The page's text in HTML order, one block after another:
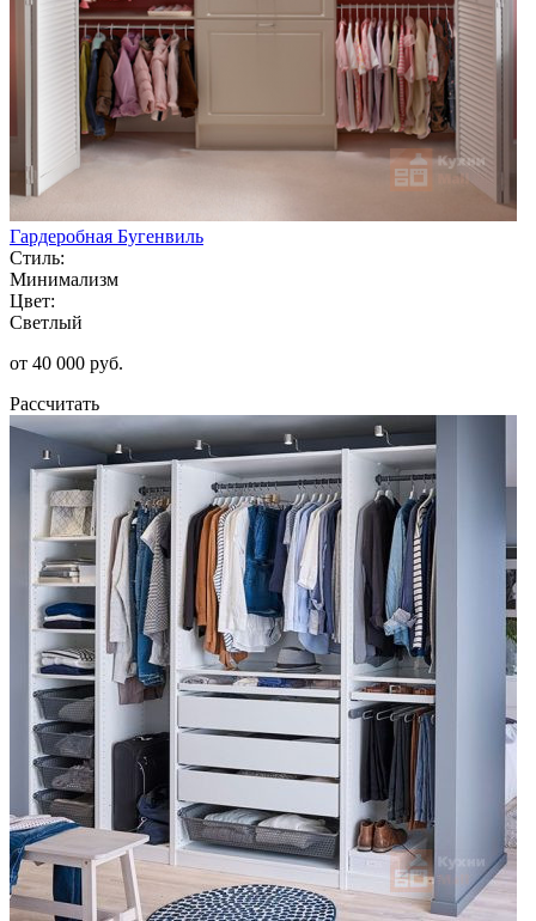
Гардеробная Бугенвиль
Стиль:
Минимализм
Цвет:
Светлый
от 40 000 руб.
Рассчитать